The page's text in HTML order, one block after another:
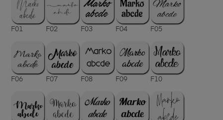
F01 F02 F03 F04 F05
F06 F07 F08 F09 F10